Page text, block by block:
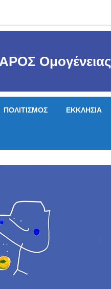
Ομογένειας
ΠΟΛΙΤΙΣΜΟΣ ΕΚΚΛΗΣΙΑ